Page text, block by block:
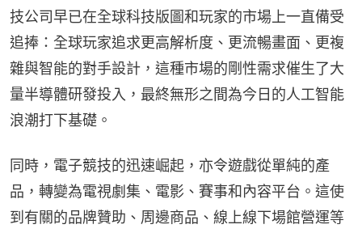
技公司早已在全球科技版圖和玩家的市場上一直備受
追捧：全球玩家追求更高解析度、更流暢畫面、更複
雜與智能的對手設計，這種市場的剛性需求催生了大
量半導體研發投入，最終無形之間為今日的人工智能
浪潮打下基礎。
同時，電子競技的迅速崛起，亦令遊戲從單純的產
品，轉變為電視劇集、電影、賽事和內容平台。這使
到有關的品牌贊助、周邊商品、線上線下場館營運等